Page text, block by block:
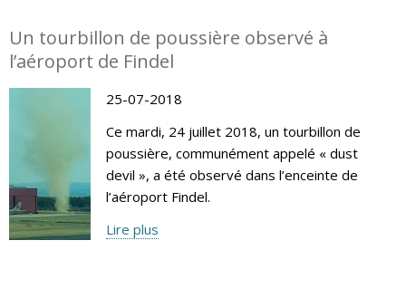
Un tourbillon de poussière observé à
l’aéroport de Findel
25-07-2018
Ce mardi, 24 juillet 2018, un tourbillon de
poussière, communément appelé « dust
devil », a été observé dans l’enceinte de
l’aéroport Findel.
Lire plus